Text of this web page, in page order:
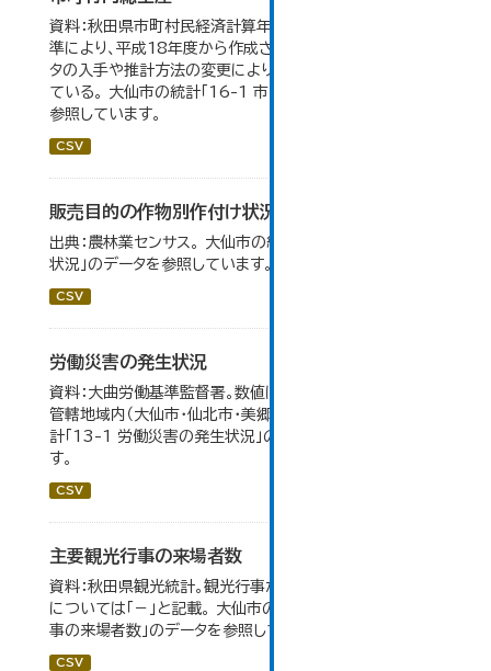
資料：秋田県市町村民経済計算年報。数値は平成23年基
準により、平成18年度から作成されたもので、 新たなデー
タの入手や推計方法の変更により、毎年度遡及改訂を行っ
ている。 大仙市の統計「16-1 市町村内総生産」のデータを
参照しています。
CSV
販売目的の作物別作付け状況
出典：農林業センサス。 大仙市の統計「3-1 農業経営体の
状況」のデータを参照しています。
CSV
労働災害の発生状況
資料：大曲労働基準監督署。数値は大曲労働基準監督署の
管轄地域内（大仙市・仙北市・美郷町）の合計。 大仙市の統
計「13-1 労働災害の発生状況」のデータを参照していま
す。
CSV
主要観光行事の来場者数
資料：秋田県観光統計。観光行事が開催されなかったもの
については「－」と記載。 大仙市の統計「15-1 主要観光行
事の来場者数」のデータを参照しています。
CSV